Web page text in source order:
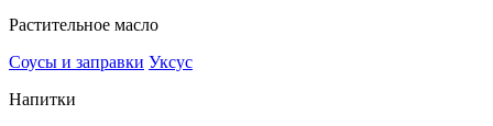
Растительное масло
Соусы и заправки Уксус
Напитки